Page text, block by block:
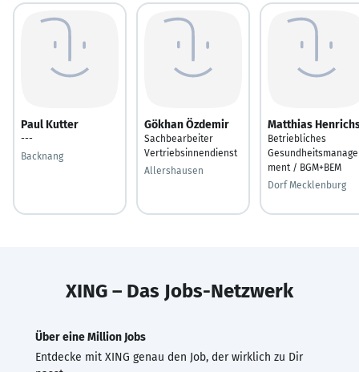
Paul Kutter
---
Backnang
Gökhan Özdemir
Sachbearbeiter
Vertriebsinnendienst
Allershausen
Matthias
Betriebliches
Gesundheitsmanage
ment / BGM+BEM
Dorf Mecklenburg
XING – Das Jobs-Netzwerk
Über eine Million Jobs
Entdecke mit XING genau den Job, der wirklich zu Dir